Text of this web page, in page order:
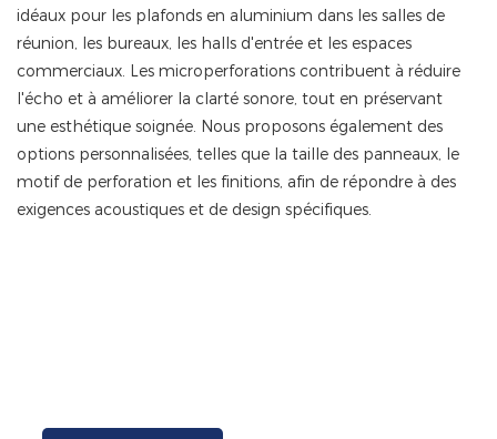
idéaux pour les plafonds en aluminium dans les salles de
réunion, les bureaux, les halls d'entrée et les espaces
commerciaux. Les microperforations contribuent à réduire
l'écho et à améliorer la clarté sonore, tout en préservant
une esthétique soignée. Nous proposons également des
options personnalisées, telles que la taille des panneaux, le
motif de perforation et les finitions, afin de répondre à des
exigences acoustiques et de design spécifiques.